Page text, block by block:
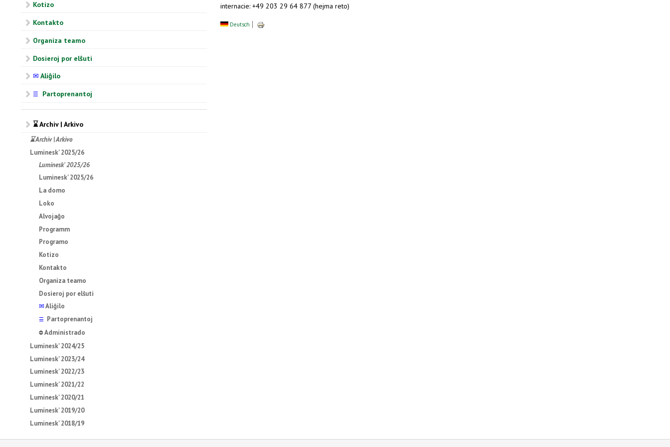
Kotizo
Kontakto
Organiza teamo
Dosieroj por elŝuti
✉ Aliĝilo
☰ Partoprenantoj
⌛ Archiv | Arkivo
⌛ Archiv | Arkivo
Luminesk' 2025/26
Luminesk' 2025/26
Luminesk' 2025/26
La domo
Loko
Alvojaĝo
Programm
Programo
Kotizo
Kontakto
Organiza teamo
Dosieroj por elŝuti
✉Aliĝilo
☰ Partoprenantoj
⛔Administrado
Luminesk' 2024/25
Luminesk' 2023/24
Luminesk' 2022/23
Luminesk' 2021/22
Luminesk' 2020/21
Luminesk' 2019/20
Luminesk' 2018/19
internacie: +49 203 29 64 877 (hejma reto)
Deutsch